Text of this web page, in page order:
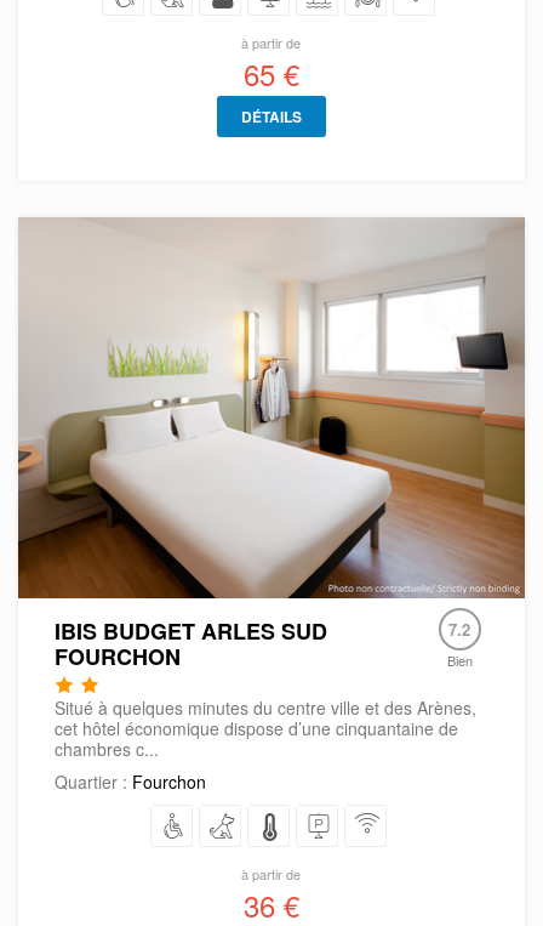
à partir de
65 €
DÉTAILS
IBIS BUDGET ARLES SUD
FOURCHON
7.2
Bien
Situé à quelques minutes du centre ville et des Arènes,
cet hôtel économique dispose d’une cinquantaine de
chambres c...
Quartier : Fourchon
à partir de
36 €